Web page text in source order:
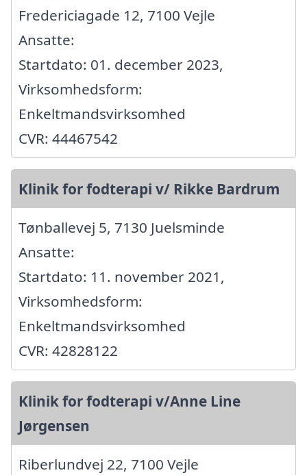
Fredericiagade 12, 7100 Vejle
Ansatte:
Startdato: 01. december 2023,
Virksomhedsform:
Enkeltmandsvirksomhed
CVR: 44467542
Klinik for fodterapi v/ Rikke Bardrum
Tønballevej 5, 7130 Juelsminde
Ansatte:
Startdato: 11. november 2021,
Virksomhedsform:
Enkeltmandsvirksomhed
CVR: 42828122
Klinik for fodterapi v/Anne Line
Jørgensen
Riberlundvej 22, 7100 Vejle